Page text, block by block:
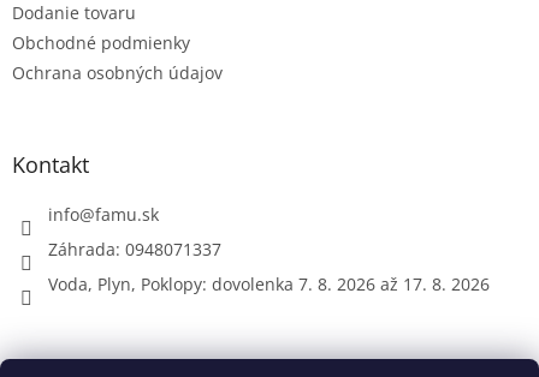
Dodanie tovaru
Obchodné podmienky
Ochrana osobných údajov
Kontakt
info@famu.sk
Záhrada: 0948071337
Voda, Plyn, Poklopy: dovolenka 7. 8. 2026 až 17. 8. 2026